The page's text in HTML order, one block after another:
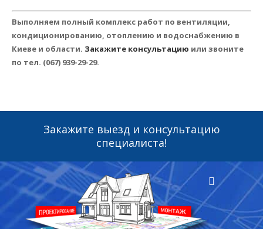
Выполняем полный комплекс работ по вентиляции,
кондиционированию, отоплению и водоснабжению в
Киеве и области. Закажите консультацию или звоните
по тел. (067) 939-29-29.
Закажите выезд и консультацию
специалиста!